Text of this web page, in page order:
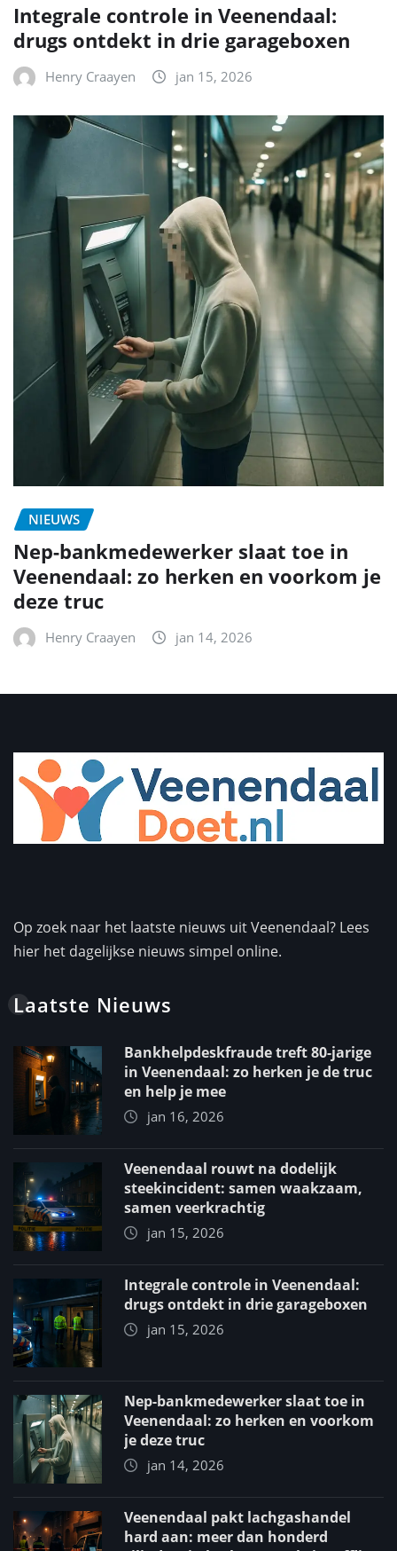
Integrale controle in Veenendaal:
drugs ontdekt in drie garageboxen
Henry Craayen jan 15, 2026
NIEUWS
Nep-bankmedewerker slaat toe in
Veenendaal: zo herken en voorkom je
deze truc
Henry Craayen jan 14, 2026
Op zoek naar het laatste nieuws uit Veenendaal? Lees
hier het dagelijkse nieuws simpel online.
Laatste Nieuws
Bankhelpdeskfraude treft 80-jarige
in Veenendaal: zo herken je de truc
en help je mee
jan 16, 2026
Veenendaal rouwt na dodelijk
steekincident: samen waakzaam,
samen veerkrachtig
jan 15, 2026
Integrale controle in Veenendaal:
drugs ontdekt in drie garageboxen
jan 15, 2026
Nep-bankmedewerker slaat toe in
Veenendaal: zo herken en voorkom
je deze truc
jan 14, 2026
Veenendaal pakt lachgashandel
hard aan: meer dan honderd